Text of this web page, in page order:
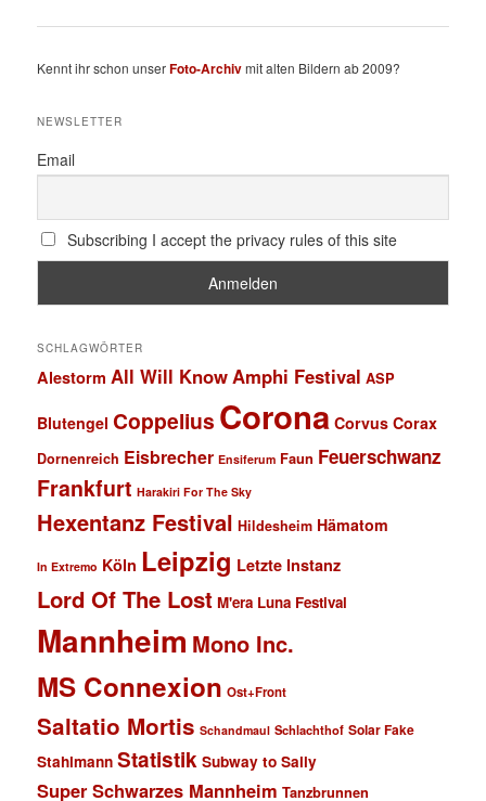
Kennt ihr schon unserFoto-Archivmit alten Bildern ab 2009?
NEWSLETTER
Email
Subscribing I accept the privacy rules of this site
SCHLAGWÖRTER
Alestorm All Will KnowAmphi Festival ASP
Blutengel Coppelius Corona Corvus Corax
Dornenreich Eisbrecher Ensiferum Faun Feuerschwanz
Frankfurt Harakiri For The Sky
Hexentanz Festival Hildesheim Hämatom
In Extremo Köln Leipzig Letzte Instanz
Lord Of The Lost M'era Luna Festival
Mannheim Mono Inc.
MS Connexion Ost+Front
Saltatio Mortis Schandmaul Schlachthof Solar Fake
Stahlmann Statistik Subway to Sally
Super Schwarzes Mannheim Tanzbrunnen